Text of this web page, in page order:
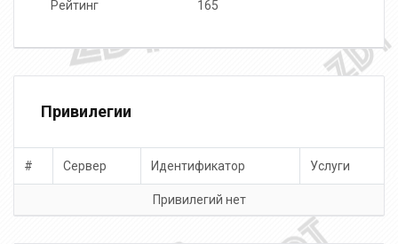
Рейтинг 165
Привилегии
# Сервер Идентификатор Услуги
Привилегий нет